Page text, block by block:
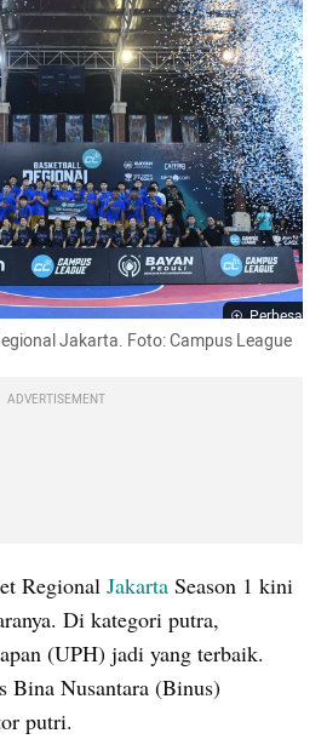
Perbesar
Jakarta. Foto: Campus League
ADVERTISEMENT
Regional Jakarta Season 1 kini
Di kategori putra,
(UPH) jadi yang terbaik.
Bina Nusantara (Binus)
putri.